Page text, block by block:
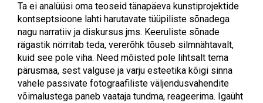
Ta ei analüüsi oma teoseid tänapäeva kunstiprojektide
kontseptsioone lahti harutavate tüüpiliste sõnadega
nagu narratiiv ja diskursus jms. Keeruliste sõnade
rägastik nörritab teda, vererõhk tõuseb silmnähtavalt,
kuid see pole viha. Need mõisted pole lihtsalt tema
pärusmaa, sest valguse ja varju esteetika kõigi sinna
vahele passivate fotograafiliste väljendusvahendite
võimalustega paneb vaataja tundma, reageerima. Igaüht